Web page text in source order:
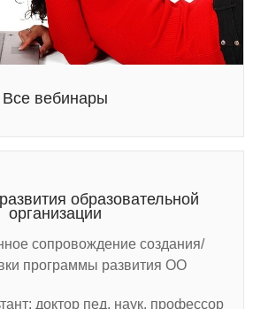
Все вебинары
образовательной
организации
сопровождение создания/
программы развития ОО
доктор пед. наук, профессор